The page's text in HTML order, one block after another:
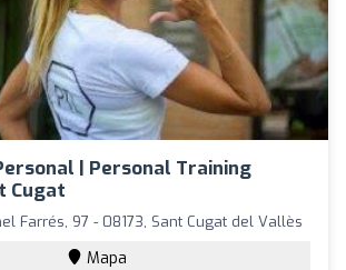
| Personal Training
Cugat
Farrés, 97 - 08173, Sant Cugat del Vallès
Mapa